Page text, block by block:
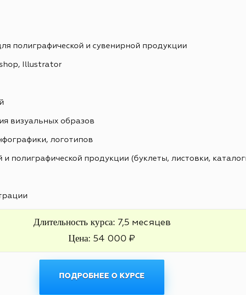
полиграфической и сувенирной продукции
Illustrator
визуальных образов
логотипов
полиграфической продукции (буклеты, листовки,
Длительность курса: 7,5 месяцев
Цена: 54 000 ₽
ПОДРОБНЕЕ О КУРСЕ